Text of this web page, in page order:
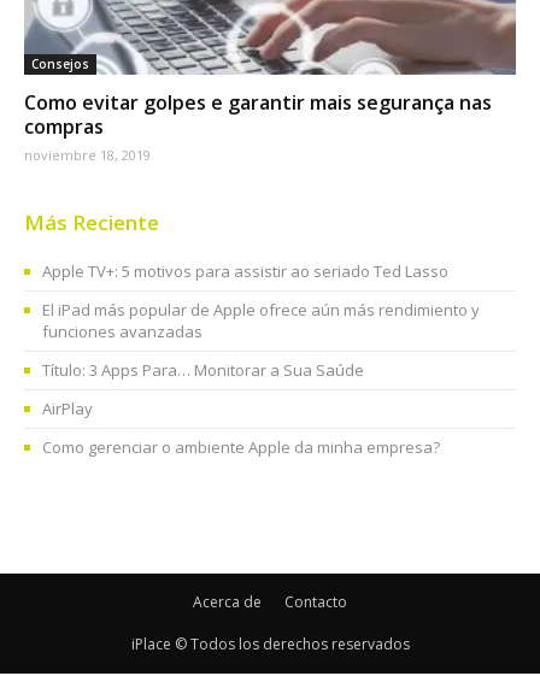
Consejos
Como evitar golpes e garantir mais segurança nas
compras
noviembre 18, 2019
Más Reciente
Apple TV+: 5 motivos para assistir ao seriado Ted Lasso
El iPad más popular de Apple ofrece aún más rendimiento y
funciones avanzadas
Título: 3 Apps Para… Monitorar a Sua Saúde
AirPlay
Como gerenciar o ambiente Apple da minha empresa?
Acerca de Contacto
iPlace © Todos los derechos reservados